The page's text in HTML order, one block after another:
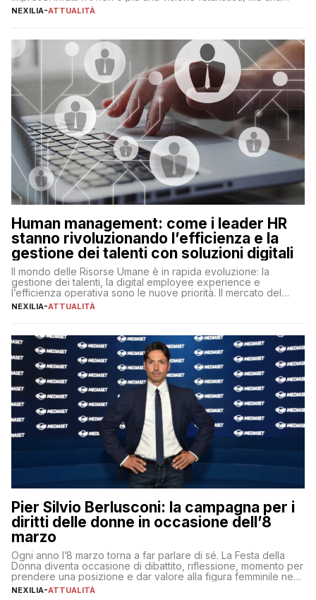
realtà operativa che sta portando a un cambio significativo in
operazioni, bensì comporta […]
NEXILIA-ATTUALITÀ
Human management: come i leader HR
stanno rivoluzionando l’efficienza e la
gestione dei talenti con soluzioni digitali
Il mondo delle Risorse Umane è in rapida evoluzione: la
gestione dei talenti, la digital employee experience e
l’efficienza operativa sono le nuove priorità. Il mercato del
lavoro, d’altra parte, è sempre più competitivo con una lotta
NEXILIA-ATTUALITÀ
Pier Silvio Berlusconi: la campagna per i
diritti delle donne in occasione dell’8
marzo
Ogni anno l’8 marzo torna a far parlare di sé. La Festa della
Donna diventa occasione di dibattito, riflessione, momento per
prendere una posizione e dar valore alla figura femminile nella
sua complessità e crucialità. A lanciare un messaggio “forte e
NEXILIA-ATTUALITÀ